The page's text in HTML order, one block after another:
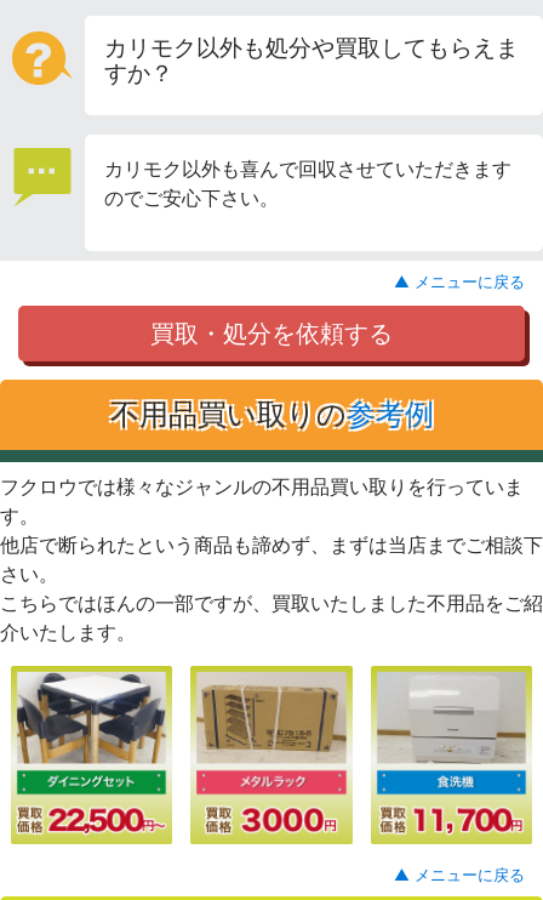
カリモク以外も処分や買取してもらえま
すか？
カリモク以外も喜んで回収させていただきます
のでご安心下さい。
▲ メニューに戻る
買取・処分を依頼する
不用品買い取りの参考例
フクロウでは様々なジャンルの不用品買い取りを行っていま
す。
他店で断られたという商品も諦めず、まずは当店までご相談下
さい。
こちらではほんの一部ですが、買取いたしました不用品をご紹
介いたします。
▲ メニューに戻る